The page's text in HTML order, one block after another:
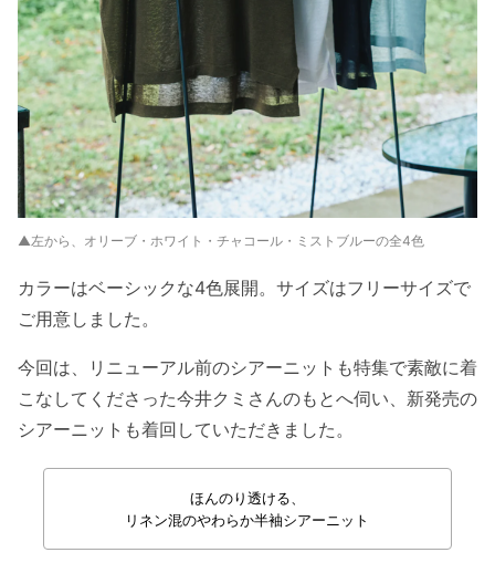
▲左から、オリーブ・ホワイト・チャコール・ミストブルーの全4色
カラーはベーシックな4色展開。サイズはフリーサイズで
ご用意しました。
今回は、リニューアル前のシアーニットも特集で素敵に着
こなしてくださった今井クミさんのもとへ伺い、新発売の
シアーニットも着回していただきました。
ほんのり透ける、
リネン混のやわらか半袖シアーニット